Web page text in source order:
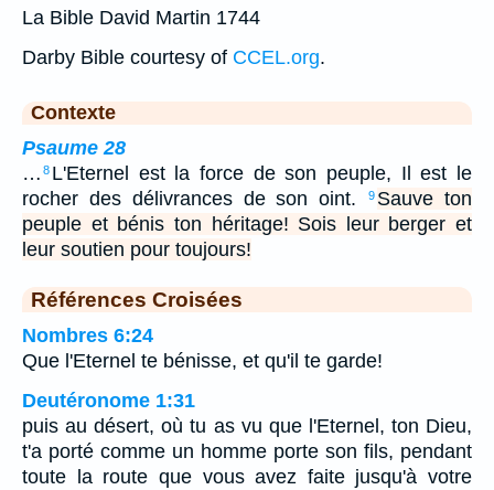
La Bible David Martin 1744
Darby Bible courtesy of CCEL.org.
Contexte
Psaume 28
… 8 L'Eternel est la force de son peuple, Il est le
rocher des délivrances de son oint.
9 Sauve ton
peuple et bénis ton héritage! Sois leur berger et
leur soutien pour toujours!
Références Croisées
Nombres 6:24
Que l'Eternel te bénisse, et qu'il te garde!
Deutéronome 1:31
puis au désert, où tu as vu que l'Eternel, ton Dieu,
t'a porté comme un homme porte son fils, pendant
toute la route que vous avez faite jusqu'à votre